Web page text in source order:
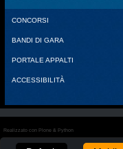
CONCORSI
BANDI DI GARA
PORTALE APPALTI
ACCESSIBILITÀ
Realizzato con Plone & Python